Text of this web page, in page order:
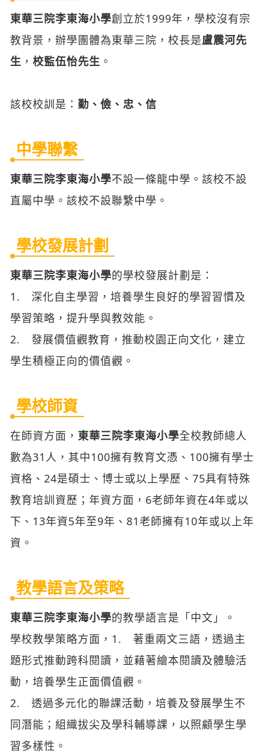
東華三院李東海小學創立於1999年，學校沒有宗
教背景，辦學團體為東華三院，校長是盧震河先
生 ， 校監伍怡先生 。
該校校訓是： 勤、儉、忠、信
中學聯繫
東華三院李東海小學不設一條龍中學。該校不設
直屬中學。該校不設聯繫中學。
學校發展計劃
東華三院李東海小學的學校發展計劃是：
1. 深化自主學習，培養學生良好的學習習慣及
學習策略，提升學與教效能。
2. 發展價值觀教育，推動校園正向文化，建立
學生積極正向的價值觀。
學校師資
在師資方面， 東華三院李東海小學全校教師總人
數為31人，其中100擁有教育文憑、100擁有學士
資格、24是碩士、博士或以上學歷、75具有特殊
教育培訓資歷；年資方面，6老師年資在4年或以
下、13年資5年至9年、81老師擁有10年或以上年
資。
教學語言及策略
東華三院李東海小學的教學語言是「中文」。
學校教學策略方面，1. 著重兩文三語，透過主
題形式推動跨科閱讀，並藉著繪本閱讀及體驗活
動，培養學生正面價值觀。
2. 透過多元化的聯課活動，培養及發展學生不
同潛能；組織拔尖及學科輔導課，以照顧學生學
習多樣性。